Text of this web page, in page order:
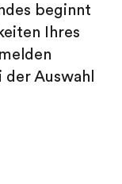
beginnt
Ihres
Auswahl